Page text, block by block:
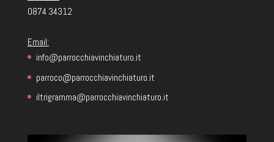
0874 34312
Email:
info@parrocchiavinchiaturo.it
parroco@parrocchiavinchiaturo.it
iltrigramma@parrocchiavinchiaturo.it